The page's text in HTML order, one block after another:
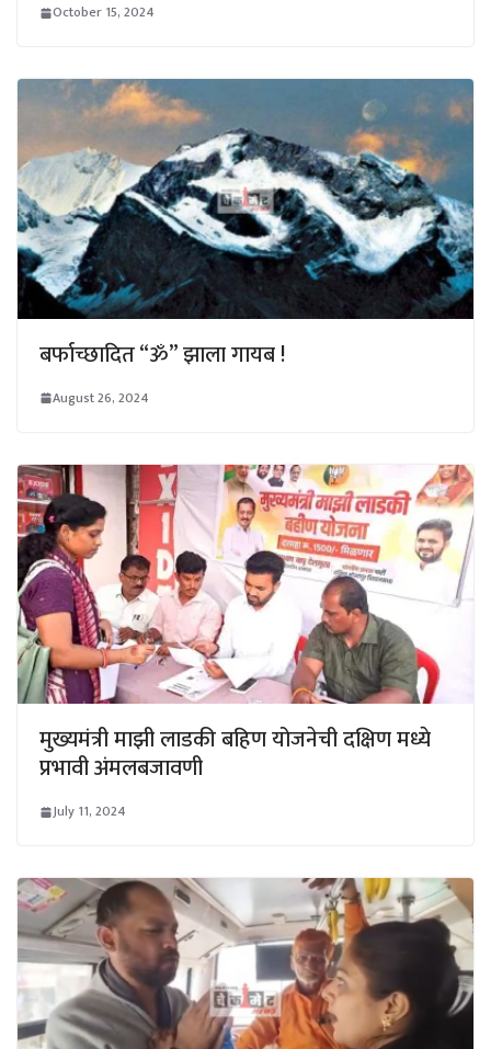
October 15, 2024
बर्फाच्छादित “ॐ” झाला गायब !
August 26, 2024
मुख्यमंत्री माझी लाडकी बहिण योजनेची दक्षिण मध्ये
प्रभावी अंमलबजावणी
July 11, 2024